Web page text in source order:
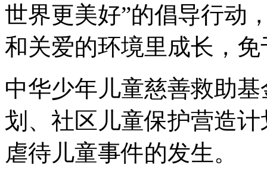
世界更美好”的倡导行动
和关爱的环境里成长，
中华少年儿童慈善救助
划、社区儿童保护营造
虐待儿童事件的发生。